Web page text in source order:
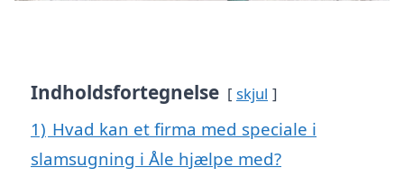
Indholdsfortegnelse skjul
1) Hvad kan et firma med speciale i
slamsugning i Åle hjælpe med?